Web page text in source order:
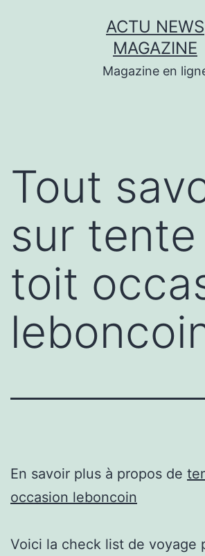
ACTU NEWS
MAGAZINE
Magazine en
Tout
sur
toit
En savoir plus à propos de
occasion leboncoin
Voici la check list de voyage